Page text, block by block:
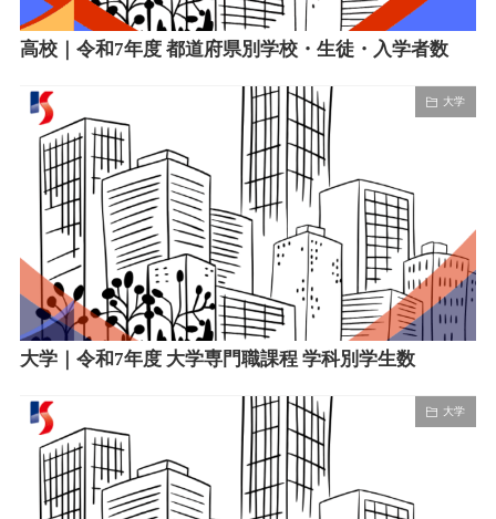
高校｜令和7年度 都道府県別学校・生徒・入学者数
大学
大学｜令和7年度 大学専門職課程 学科別学生数
大学